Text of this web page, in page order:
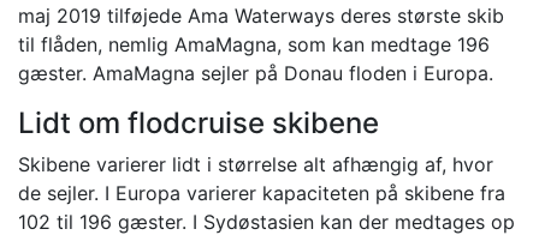
maj 2019 tilføjede Ama Waterways deres største skib
til flåden, nemlig AmaMagna, som kan medtage 196
gæster. AmaMagna sejler på Donau floden i Europa.
Lidt om flodcruise skibene
Skibene varierer lidt i størrelse alt afhængig af, hvor
de sejler. I Europa varierer kapaciteten på skibene fra
102 til 196 gæster. I Sydøstasien kan der medtages op